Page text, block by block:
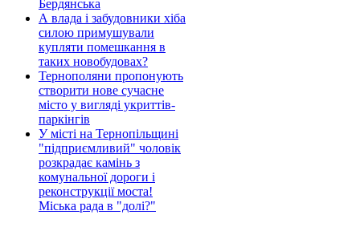
Бердянська
А влада і забудовники хіба
силою примушували
купляти помешкання в
таких новобудовах?
Тернополяни пропонують
створити нове сучасне
місто у вигляді укриттів-
паркінгів
У місті на Тернопільщині
"підприємливий" чоловік
розкрадає камінь з
комунальної дороги і
реконструкції моста!
Міська рада в "долі?"